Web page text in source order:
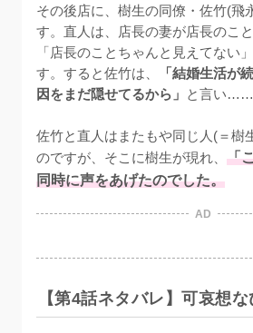
その後店に、樹生の同僚・佐竹(飛
す。直人は、店長の妻が店長のこ
「店長のことちゃんと見えてない
す。すると佐竹は、
「結婚生活が
因をまだ隠せてるから」 と言い……
佐竹と直人はまたもや同じ人(＝樹
のですが、そこに樹生が現れ、 「
同時に声をあげたのでした。
AD
【第4話ネタバレ】可哀想な